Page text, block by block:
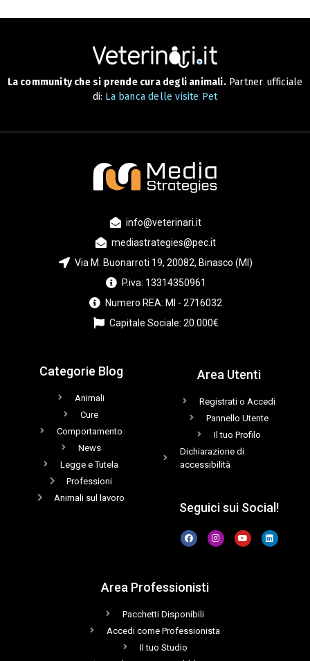
La community che si prende cura degli animali.Partner ufficiale
di: La banca delle visite Pet
info@veterinari.it
mediastrategies@pec.it
Via M. Buonarroti 19, 20082, Binasco (MI)
P.iva: 13314350961
Numero REA: MI - 2716032
Capitale Sociale: 20.000€
Categorie Blog
Animali
Cure
Comportamento
News
Legge e Tutela
Professioni
Animali sul lavoro
Area Utenti
Registrati o Accedi
Pannello Utente
Il tuo Profilo
Dichiarazione di
accessibilità
Seguici sui Social!
Area Professionisti
Pacchetti Disponibili
Accedi come Professionista
Il tuo Studio